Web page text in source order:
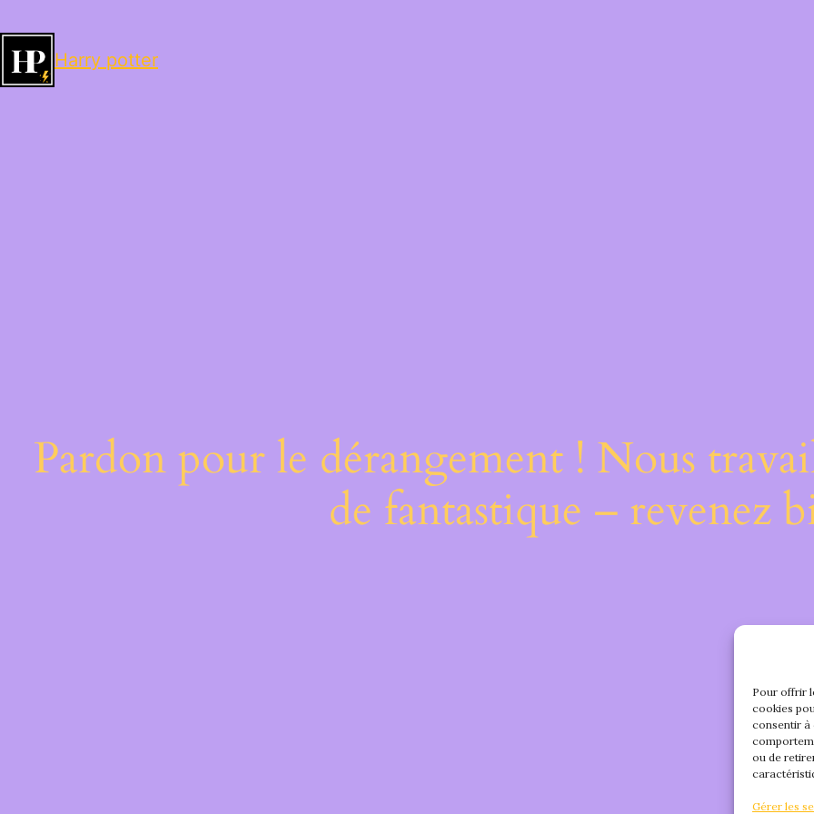
Pour offrir
cookies
consentir à
ou de
Gérer les
Harry potter
Pardon pour le dérangement ! Nous
de fantastique – revenez